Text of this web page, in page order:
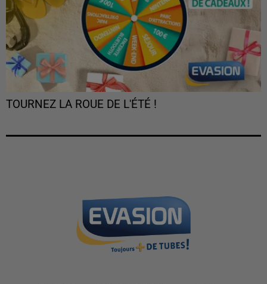
TOURNEZ LA ROUE DE L'ÉTÉ !